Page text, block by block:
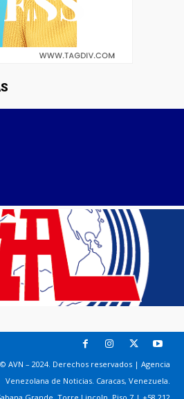
© AVN – 2024. Derechos reservados | Agencia
Venezolana de Noticias. Caracas, Venezuela.